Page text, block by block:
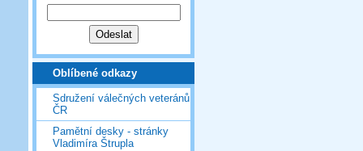
Oblíbené odkazy
Sdružení válečných veteránů
ČR
Pamětní desky - stránky
Vladimíra Štrupla